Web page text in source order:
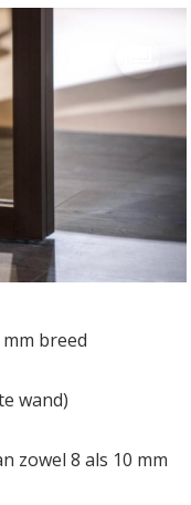
breed
wand)
zowel 8 als 10 mm